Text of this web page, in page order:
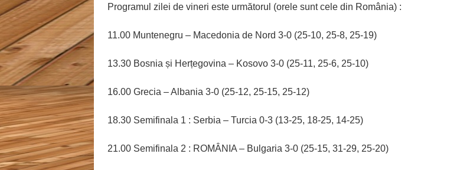
Programul zilei de vineri este următorul (orele sunt cele din România) :
11.00 Muntenegru – Macedonia de Nord 3-0 (25-10, 25-8, 25-19)
13.30 Bosnia și Herțegovina – Kosovo 3-0 (25-11, 25-6, 25-10)
16.00 Grecia – Albania 3-0 (25-12, 25-15, 25-12)
18.30 Semifinala 1 : Serbia – Turcia 0-3 (13-25, 18-25, 14-25)
21.00 Semifinala 2 : ROMÂNIA – Bulgaria 3-0 (25-15, 31-29, 25-20)